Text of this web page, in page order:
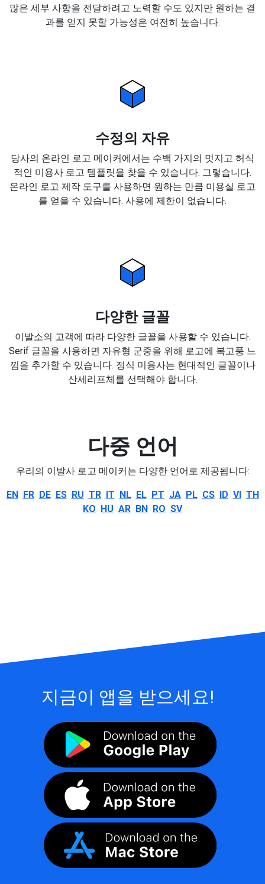
많은 세부 사항을 전달하려고 노력할 수도 있지만 원하는 결
과를 얻지 못할 가능성은 여전히 높습니다.
수정의 자유
당사의 온라인 로고 메이커에서는 수백 가지의 멋지고 허식
적인 미용사 로고 템플릿을 찾을 수 있습니다. 그렇습니다.
온라인 로고 제작 도구를 사용하면 원하는 만큼 미용실 로고
를 얻을 수 있습니다. 사용에 제한이 없습니다.
다양한 글꼴
이발소의 고객에 따라 다양한 글꼴을 사용할 수 있습니다.
Serif 글꼴을 사용하면 자유형 군중을 위해 로고에 복고풍 느
낌을 추가할 수 있습니다. 정식 미용사는 현대적인 글꼴이나
산세리프체를 선택해야 합니다.
다중 언어
우리의 이발사 로고 메이커는 다양한 언어로 제공됩니다:
EN FR DE ES RU TR IT NL EL PT JA PL CS ID VI TH
KO HU AR BN RO SV
지금이 앱을 받으세요!